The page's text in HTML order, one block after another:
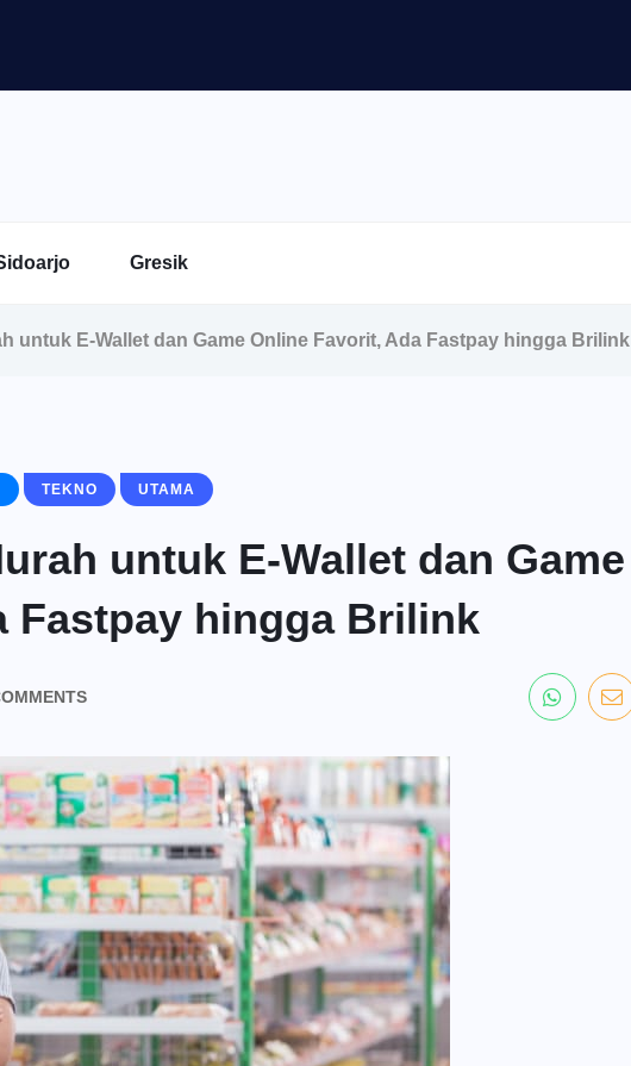
Gresik
untuk E-Wallet dan Game Online Favorit, Ada Fastpay hingga Brilink
TEKNO UTAMA
untuk E-Wallet dan Game
Fastpay hingga Brilink